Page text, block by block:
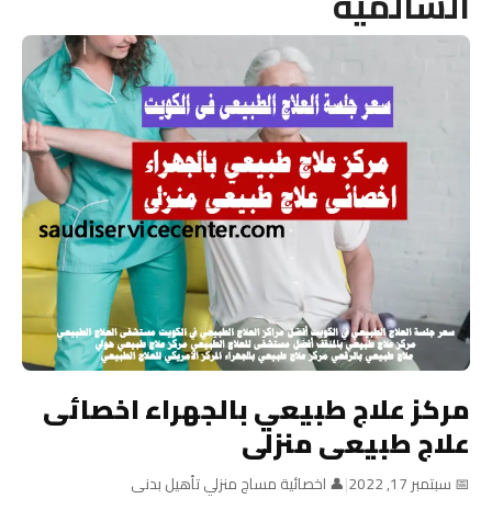
مركز علاج طبيعي بالجهراء اخصائى
علاج طبيعى منزلى
📅 سبتمبر 17, 2022 |👤 اخصائية مساج منزلي تأهيل بدنى